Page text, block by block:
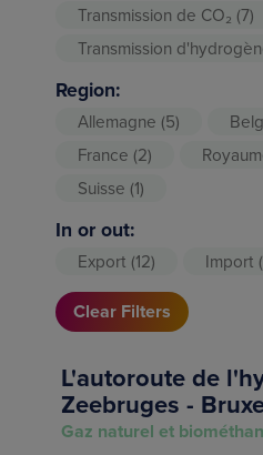
Transmission de CO₂ (7)
Transmission
Region:
Allemagne (5)
France (2)
Suisse (1)
In or out:
Export (12) Import
Clear Filters
L'autoroute de
Zeebruges -
Gaz naturel et